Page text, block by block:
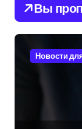
Вы
Новости